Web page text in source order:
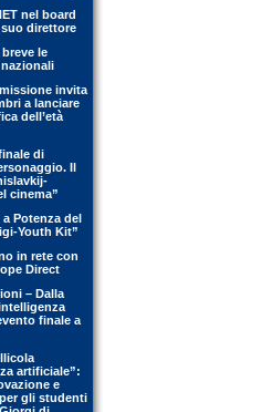
nel board
suo direttore
breve le
invita
a lanciare
dell’età
di
Il
cinema”
a Potenza del
Youth Kit”
in rete con
Direct
– Dalla
finale a
artificiale”:
e
gli studenti